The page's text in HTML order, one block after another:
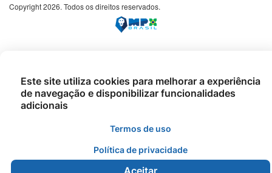
Copyright 2026. Todos os direitos reservados.
Este site utiliza cookies para melhorar a experiência
de navegação e disponibilizar funcionalidades
adicionais
Termos de uso
Política de privacidade
Aceitar